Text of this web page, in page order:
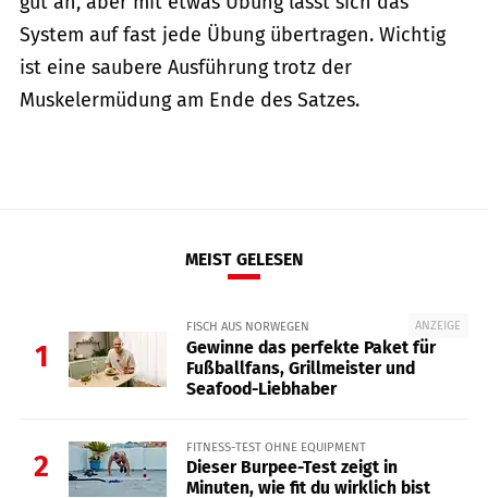
System auf fast jede Übung übertragen. Wichtig
ist eine saubere Ausführung trotz der
Muskelermüdung am Ende des Satzes.
MEIST GELESEN
1
ANZEIGE
FISCH AUS NORWEGEN
Gewinne das perfekte Paket für
Fußballfans, Grillmeister und
Seafood-Liebhaber
2
FITNESS-TEST OHNE EQUIPMENT
Dieser Burpee-Test zeigt in
Minuten, wie fit du wirklich bist